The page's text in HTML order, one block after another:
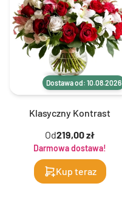
Dostawa od: 10.08.2026
Klasyczny Kontrast
Od219,00 zł
Darmowa dostawa!
Kup teraz